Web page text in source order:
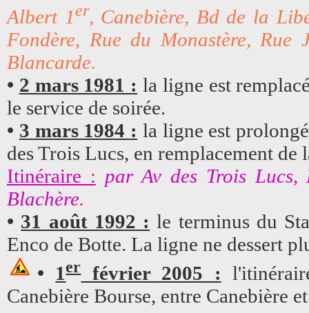
Albert 1er, Canebière, Bd de la
Fondère, Rue du Monastère,
Blancarde.
• 2 mars 1981 : la ligne est
le service de soirée.
• 3 mars 1984 : la ligne est
des Trois Lucs, en remplacement de
Itinéraire : par Av des Trois Lucs,
Blachère.
• 31 août 1992 : le terminus du
Enco de Botte. La ligne ne dessert
• 1erfévrier 2005 :
Canebière Bourse, entre Canebière